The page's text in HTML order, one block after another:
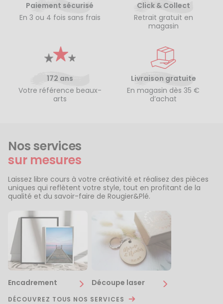
Paiement sécurisé
En 3 ou 4 fois sans frais
Click & Collect
Retrait gratuit en
magasin
172 ans
Votre référence beaux-
arts
Livraison gratuite
En magasin dès 35 €
d’achat
Nos services
sur mesures
Laissez libre cours à votre créativité et réalisez des pièces
uniques qui reflètent votre style, tout en profitant de la
qualité et du savoir-faire de Rougier&Plé.
Encadrement Découpe laser
DÉCOUVREZ TOUS NOS SERVICES